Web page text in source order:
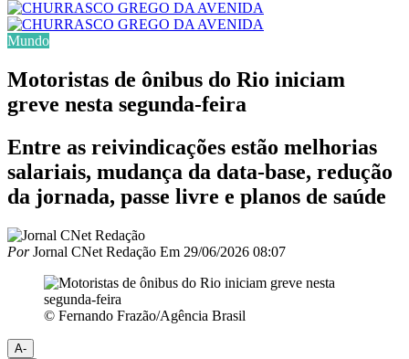
Mundo
Motoristas de ônibus do Rio iniciam
greve nesta segunda-feira
Entre as reivindicações estão melhorias
salariais, mudança da data-base, redução
da jornada, passe livre e planos de saúde
PorJornal CNet Redação Em 29/06/2026 08:07
© Fernando Frazão/Agência Brasil
A-